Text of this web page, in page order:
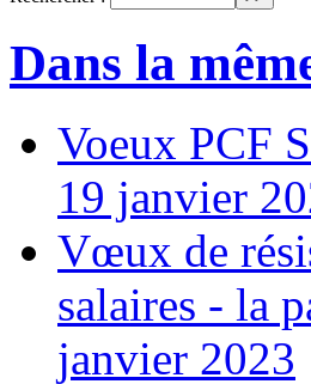
Dans la
Voeux PCF
19 janvier
Vœux de
salaires - la
janvier 2023